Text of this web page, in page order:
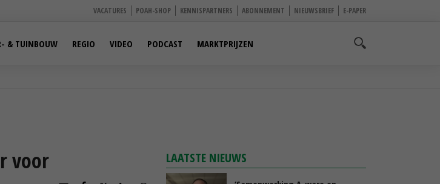
VACATURES POAH-SHOP KENNISPARTNERS ABONNEMENT NIEUWSBRIEF E-PAPER
& TUINBOUW REGIO VIDEO PODCAST MARKTPRIJZEN
voor LAATSTE NIEUWS